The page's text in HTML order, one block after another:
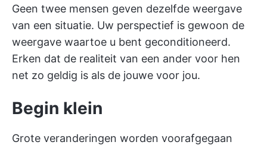
Geen twee mensen geven dezelfde weergave
van een situatie. Uw perspectief is gewoon de
weergave waartoe u bent geconditioneerd.
Erken dat de realiteit van een ander voor hen
net zo geldig is als de jouwe voor jou.
Begin klein
Grote veranderingen worden voorafgegaan